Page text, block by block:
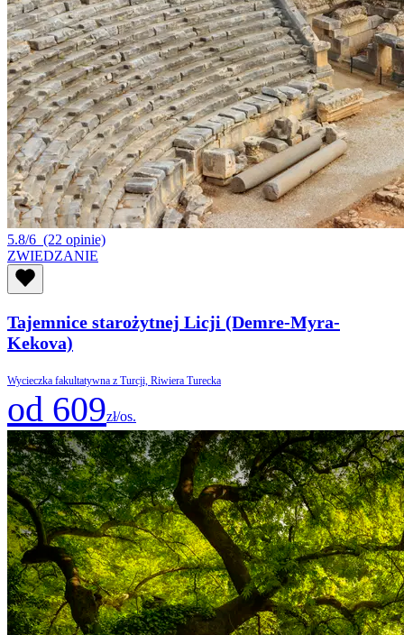
5.8/6 (22 opinie)
ZWIEDZANIE
Tajemnice starożytnej Licji (Demre-Myra-
Kekova)
Wycieczka fakultatywna z Turcji, Riwiera Turecka
od 609zł/os.